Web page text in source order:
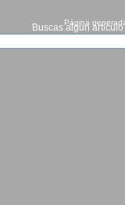
Página
Buscas algun